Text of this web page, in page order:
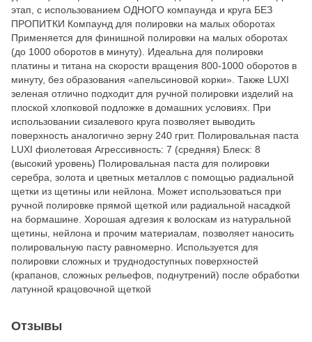
этап, с использованием ОДНОГО компаунда и круга БЕЗ
ПРОПИТКИ Компаунд для полировки на малых оборотах
Применяется для финишной полировки на малых оборотах
(до 1000 оборотов в минуту). Идеальна для полировки
платины и титана на скорости вращения 800-1000 оборотов в
минуту, без образования «апельсиновой корки». Также LUXI
зеленая отлично подходит для ручной полировки изделий на
плоской хлопковой подложке в домашних условиях. При
использовании сизалевого круга позволяет выводить
поверхность аналогично зерну 240 грит. Полировальная паста
LUXI фиолетовая Агрессивность: 7 (средняя) Блеск: 8
(высокий уровень) Полировальная паста для полировки
серебра, золота и цветных металлов с помощью радиальной
щетки из щетины или нейлона. Может использоваться при
ручной полировке прямой щеткой или радиальной насадкой
на бормашине. Хорошая адгезия к волоскам из натуральной
щетины, нейлона и прочим материалам, позволяет наносить
полировальную пасту равномерно. Используется для
полировки сложных и труднодоступных поверхностей
(крапанов, сложных рельефов, поднутрений) после обработки
латунной крацовочной щеткой
Отзывы